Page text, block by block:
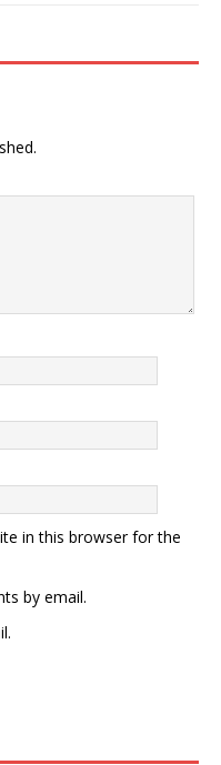
in this browser for the
by email.